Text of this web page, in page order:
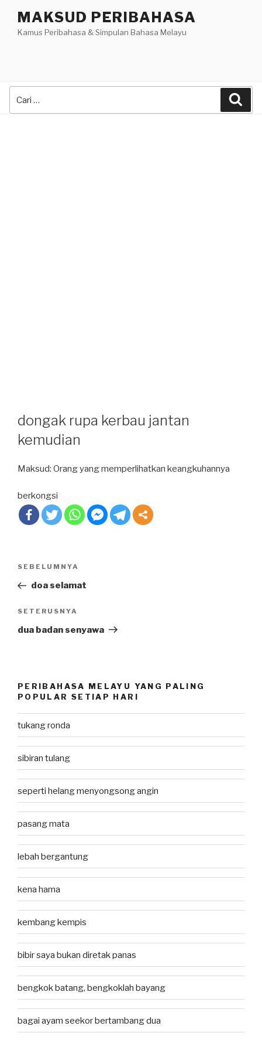
content
MAKSUD PERIBAHASA
Kamus Peribahasa & Simpulan Bahasa Melayu
dongak rupa kerbau jantan
kemudian
Maksud: Orang yang memperlihatkan keangkuhannya
berkongsi
Post
Previous
Post
SEBELUMNYA
doa selamat
Next
Post
SETERUSNYA
dua badan senyawa
PERIBAHASA MELAYU YANG PALING
POPULAR SETIAP HARI
tukang ronda
sibiran tulang
seperti helang menyongsong angin
pasang mata
lebah bergantung
kena hama
kembang kempis
bibir saya bukan diretak panas
bengkok batang, bengkoklah bayang
bagai ayam seekor bertambang dua